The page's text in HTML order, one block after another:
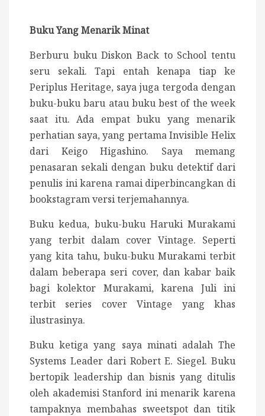
Buku Yang Menarik Minat
Berburu buku Diskon Back to School tentu
seru sekali. Tapi entah kenapa tiap ke
Periplus Heritage, saya juga tergoda dengan
buku-buku baru atau buku best of the week
saat itu. Ada empat buku yang menarik
perhatian saya, yang pertama Invisible Helix
dari Keigo Higashino. Saya memang
penasaran sekali dengan buku detektif dari
penulis ini karena ramai diperbincangkan di
bookstagram versi terjemahannya.
Buku kedua, buku-buku Haruki Murakami
yang terbit dalam cover Vintage. Seperti
yang kita tahu, buku-buku Murakami terbit
dalam beberapa seri cover, dan kabar baik
bagi kolektor Murakami, karena Juli ini
terbit series cover Vintage yang khas
ilustrasinya.
Buku ketiga yang saya minati adalah The
Systems Leader dari Robert E. Siegel. Buku
bertopik leadership dan bisnis yang ditulis
oleh akademisi Stanford ini menarik karena
tampaknya membahas sweetspot dan titik